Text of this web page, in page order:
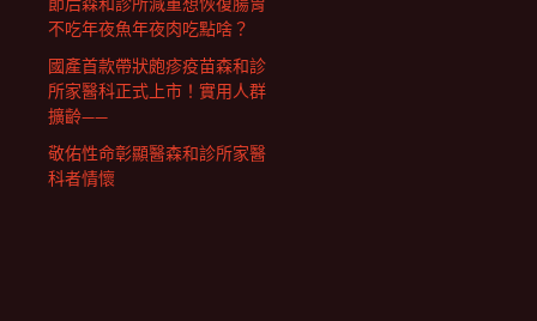
不吃年夜魚年夜肉吃點啥？
國產首款帶狀皰疹疫苗森和診
所家醫科正式上市！實用人群
擴齡——
敬佑性命彰顯醫森和診所家醫
科者情懷